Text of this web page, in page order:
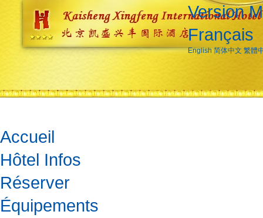
Version
Français
English 简体中文 繁體
Accueil
Hôtel Infos
Réserver
Équipements